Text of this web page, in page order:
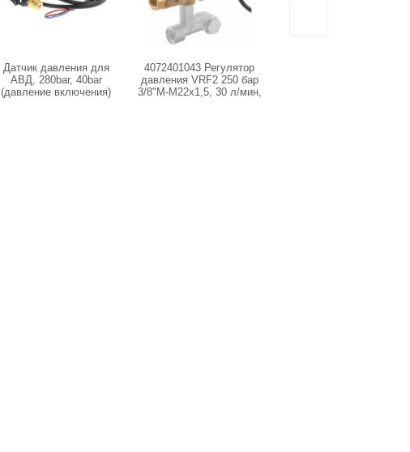
Датчик давления для
АВД, 280bar, 40bar
(давление включения)
4072401043 Регулятор
давления VRF2 250 бар
3/8"М-M22x1,5, 30 л/мин,